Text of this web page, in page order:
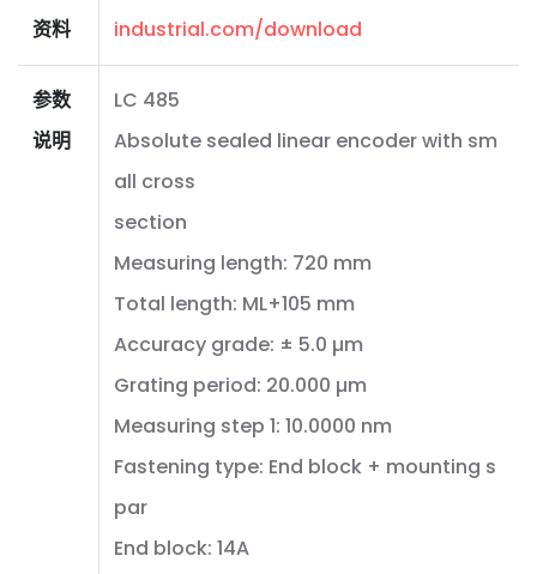
资料
industrial.com/download
参数
说明
LC 485
Absolute sealed linear encoder with sm
all cross
section
Measuring length: 720 mm
Total length: ML+105 mm
Accuracy grade: ± 5.0 µm
Grating period: 20.000 µm
Measuring step 1: 10.0000 nm
Fastening type: End block + mounting s
par
End block: 14A